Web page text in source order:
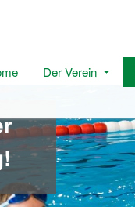
Der Verein